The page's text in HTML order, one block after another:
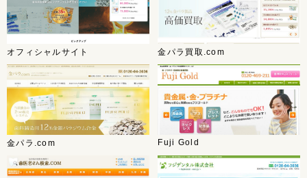
オフィシャルサイト 金パラ買取.com
金パラ.com Fuji Gold